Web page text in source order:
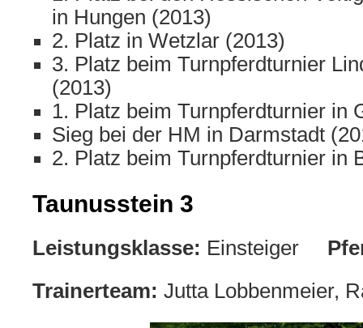
in Hungen (2013)
2. Platz in Wetzlar (2013)
3. Platz beim Turnpferdturnier
(2013)
1. Platz beim Turnpferdturnier in
Sieg bei der HM in Darmstadt
2. Platz beim Turnpferdturnier in
Taunusstein 3
Leistungsklasse: Einsteiger
Trainerteam: Jutta Lobbenmeier,